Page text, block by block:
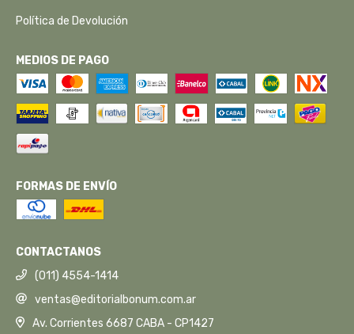
Política de Devolución
MEDIOS DE PAGO
FORMAS DE ENVÍO
CONTACTANOS
(011) 4554-1414
ventas@editorialbonum.com.ar
Av. Corrientes 6687 CABA - CP1427